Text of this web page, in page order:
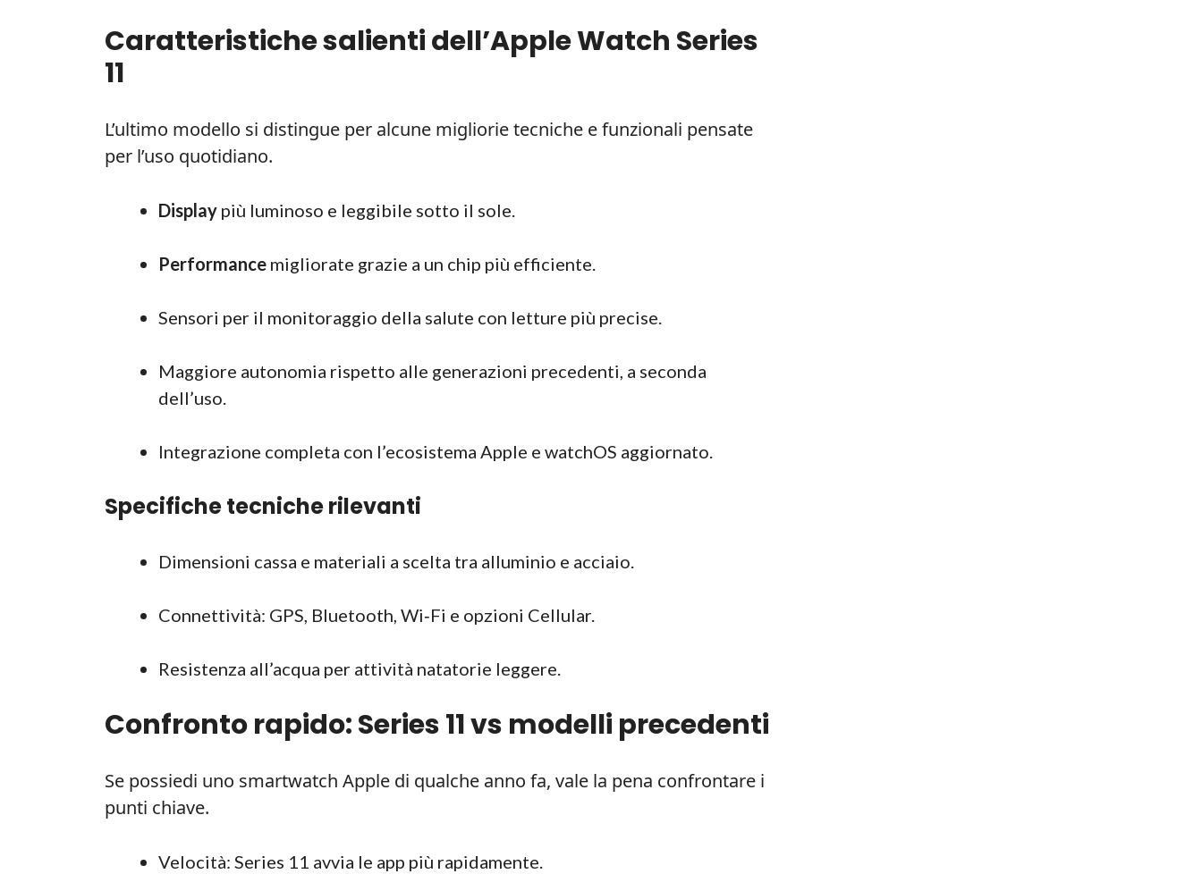
Caratteristiche salienti dell’Apple Watch Series
11
L’ultimo modello si distingue per alcune migliorie tecniche e funzionali pensate
per l’uso quotidiano.
Display più luminoso e leggibile sotto il sole.
Performance migliorate grazie a un chip più efficiente.
Sensori per il monitoraggio della salute con letture più precise.
Maggiore autonomia rispetto alle generazioni precedenti, a seconda
dell’uso.
Integrazione completa con l’ecosistema Apple e watchOS aggiornato.
Specifiche tecniche rilevanti
Dimensioni cassa e materiali a scelta tra alluminio e acciaio.
Connettività: GPS, Bluetooth, Wi‑Fi e opzioni Cellular.
Resistenza all’acqua per attività natatorie leggere.
Confronto rapido: Series 11 vs modelli precedenti
Se possiedi uno smartwatch Apple di qualche anno fa, vale la pena confrontare i
punti chiave.
Velocità: Series 11 avvia le app più rapidamente.